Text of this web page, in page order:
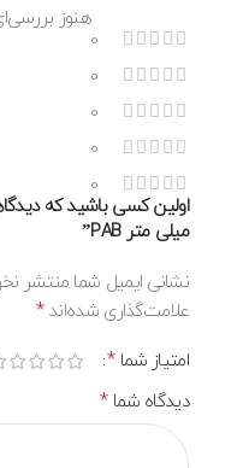
0
0
0
0
0
هنوز
میلی متر PAB”
نشانی ایمیل شما منتشر
علامت‌گذاری شده‌اند*
امتیاز شما*
دیدگاه شما*